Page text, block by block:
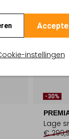
instellingen
-30%
Lage
€